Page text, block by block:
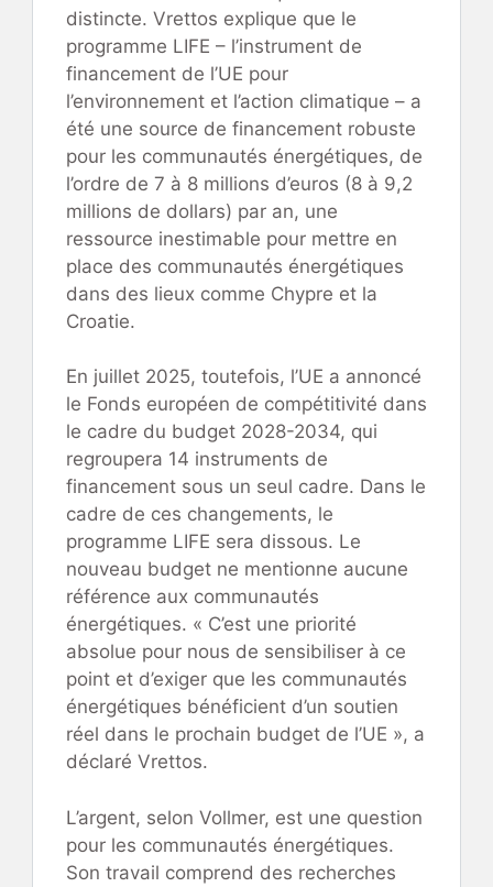
distincte. Vrettos explique que le
programme LIFE – l’instrument de
financement de l’UE pour
l’environnement et l’action climatique – a
été une source de financement robuste
pour les communautés énergétiques, de
l’ordre de 7 à 8 millions d’euros (8 à 9,2
millions de dollars) par an, une
ressource inestimable pour mettre en
place des communautés énergétiques
dans des lieux comme Chypre et la
Croatie.
En juillet 2025, toutefois, l’UE a annoncé
le Fonds européen de compétitivité dans
le cadre du budget 2028-2034, qui
regroupera 14 instruments de
financement sous un seul cadre. Dans le
cadre de ces changements, le
programme LIFE sera dissous. Le
nouveau budget ne mentionne aucune
référence aux communautés
énergétiques. « C’est une priorité
absolue pour nous de sensibiliser à ce
point et d’exiger que les communautés
énergétiques bénéficient d’un soutien
réel dans le prochain budget de l’UE », a
déclaré Vrettos.
L’argent, selon Vollmer, est une question
pour les communautés énergétiques.
Son travail comprend des recherches